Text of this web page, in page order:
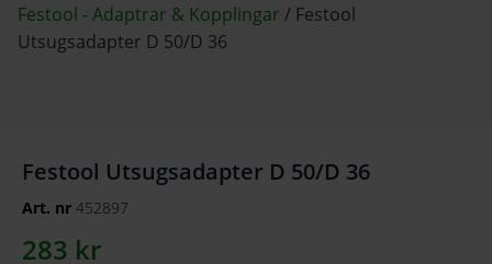
Festool - Adaptrar & Kopplingar / Festool
Utsugsadapter D 50/D 36
Festool Utsugsadapter D 50/D 36
Art. nr 452897
283 kr